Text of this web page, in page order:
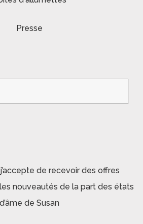
Presse
de recevoir des offres
nouveautés de la part des états
d’âme de Susan